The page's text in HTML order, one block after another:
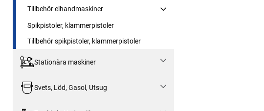
Tillbehör elhandmaskiner
Spikpistoler, klammerpistoler
Tillbehör spikpistoler, klammerpistoler
Stationära maskiner
Svets, Löd, Gasol, Utsug